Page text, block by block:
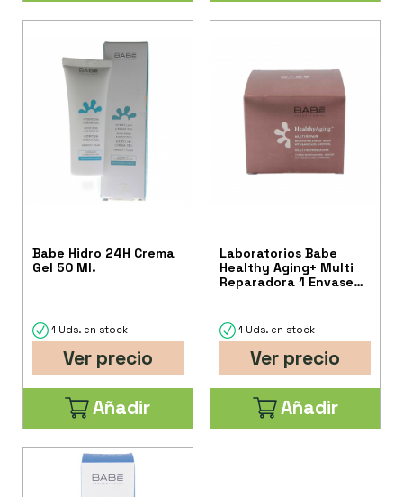
Babe Hidro 24H Crema
Gel 50 Ml.
1 Uds. en stock
Ver precio
Añadir
Laboratorios Babe
Healthy Aging+ Multi
Reparadora 1 Envase
1 Uds. en stock
Ver precio
Añadir